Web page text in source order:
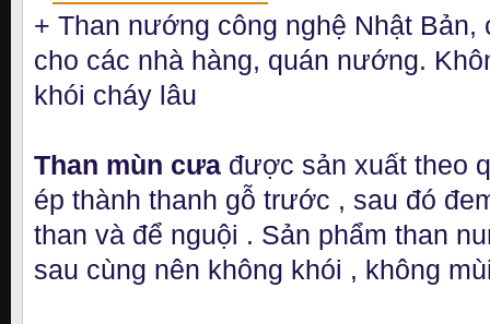
+ Than nướng công nghệ Nhật Bản,
cho các nhà hàng, quán nướng.
khói cháy lâu
Than mùn cưa được sản xuất theo
ép thành thanh gỗ trước , sau đó
than và để nguội . Sản phẩm than
sau cùng nên không khói , không